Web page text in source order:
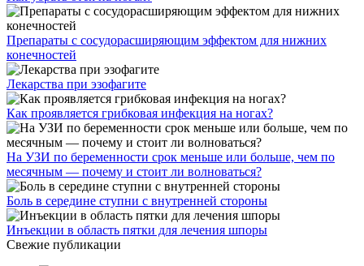
Препараты с сосудорасширяющим эффектом для нижних
конечностей
Лекарства при эзофагите
Как проявляется грибковая инфекция на ногах?
На УЗИ по беременности срок меньше или больше, чем по
месячным — почему и стоит ли волноваться?
Боль в середине ступни с внутренней стороны
Инъекции в область пятки для лечения шпоры
Свежие публикации